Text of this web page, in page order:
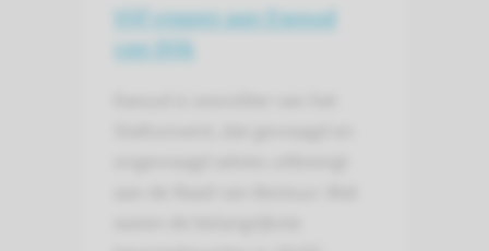
Vijf vragen aan Ewoud
van Dijk